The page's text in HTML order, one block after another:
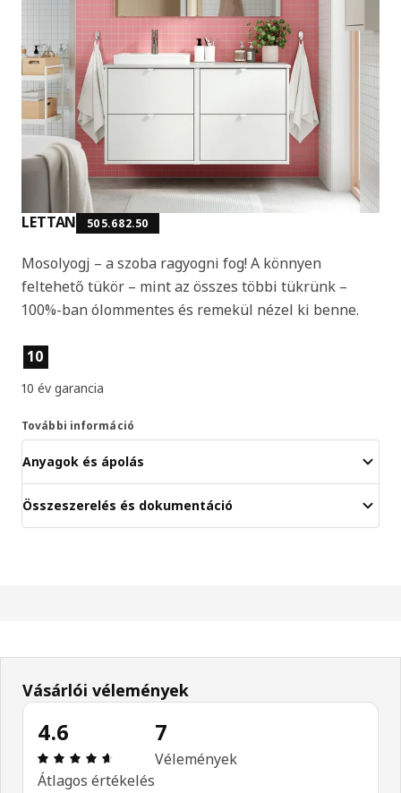
LETTAN 505.682.50
Mosolyogj – a szoba ragyogni fog! A könnyen
feltehető tükör – mint az összes többi tükrünk –
100%-ban ólommentes és remekül nézel ki benne.
Termékjellemzők
10
10 év garancia
További információ
Anyagok és ápolás
Összeszerelés és dokumentáció
Vásárlói vélemények
4.6
Értékelés: 4.6 / 5 csillagok. Összes vélemény: 7
Átlagos értékelés
7
Vélemények